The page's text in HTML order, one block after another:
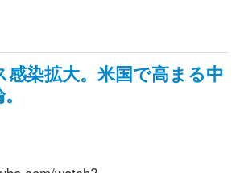
染拡大。米国で高まる中